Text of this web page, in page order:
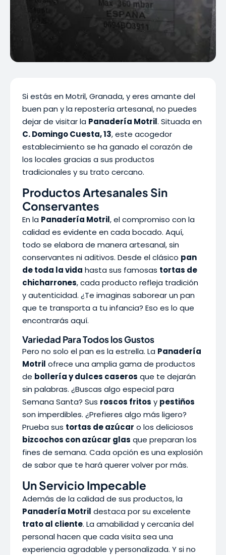
Si estás en Motril, Granada, y eres amante del
buen pan y la repostería artesanal, no puedes
dejar de visitar la Panadería Motril. Situada en
C. Domingo Cuesta, 13, este acogedor
establecimiento se ha ganado el corazón de
los locales gracias a sus productos
tradicionales y su trato cercano.
Productos Artesanales Sin
Conservantes
En la Panadería Motril, el compromiso con la
calidad es evidente en cada bocado. Aquí,
todo se elabora de manera artesanal, sin
conservantes ni aditivos. Desde el clásico pan
de toda la vida hasta sus famosas tortas de
chicharrones, cada producto refleja tradición
y autenticidad. ¿Te imaginas saborear un pan
que te transporta a tu infancia? Eso es lo que
encontrarás aquí.
Variedad Para Todos los Gustos
Pero no solo el pan es la estrella. La Panadería
Motril ofrece una amplia gama de productos
de bollería y dulces caseros que te dejarán
sin palabras. ¿Buscas algo especial para
Semana Santa? Sus roscos fritos y pestiños
son imperdibles. ¿Prefieres algo más ligero?
Prueba sus tortas de azúcar o los deliciosos
bizcochos con azúcar glas que preparan los
fines de semana. Cada opción es una explosión
de sabor que te hará querer volver por más.
Un Servicio Impecable
Además de la calidad de sus productos, la
Panadería Motril destaca por su excelente
trato al cliente. La amabilidad y cercanía del
personal hacen que cada visita sea una
experiencia agradable y personalizada. Y si no